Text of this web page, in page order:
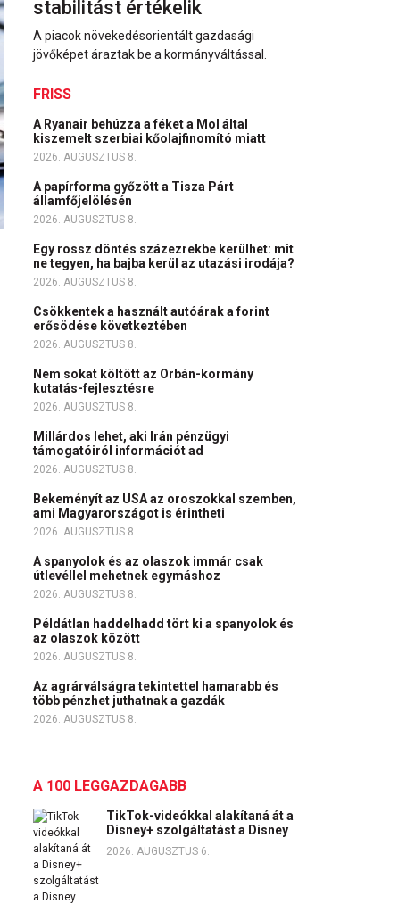
stabilitást értékelik
A piacok növekedésorientált gazdasági
jövőképet áraztak be a kormányváltással.
FRISS
A Ryanair behúzza a féket a Mol által
kiszemelt szerbiai kőolajfinomító miatt
2026. AUGUSZTUS 8.
A papírforma győzött a Tisza Párt
államfőjelölésén
2026. AUGUSZTUS 8.
Egy rossz döntés százezrekbe kerülhet: mit
ne tegyen, ha bajba kerül az utazási irodája?
2026. AUGUSZTUS 8.
Csökkentek a használt autóárak a forint
erősödése következtében
2026. AUGUSZTUS 8.
Nem sokat költött az Orbán-kormány
kutatás-fejlesztésre
2026. AUGUSZTUS 8.
Millárdos lehet, aki Irán pénzügyi
támogatóiról információt ad
2026. AUGUSZTUS 8.
Bekeményít az USA az oroszokkal szemben,
ami Magyarországot is érintheti
2026. AUGUSZTUS 8.
A spanyolok és az olaszok immár csak
útlevéllel mehetnek egymáshoz
2026. AUGUSZTUS 8.
Példátlan haddelhadd tört ki a spanyolok és
az olaszok között
2026. AUGUSZTUS 8.
Az agrárválságra tekintettel hamarabb és
több pénzhet juthatnak a gazdák
2026. AUGUSZTUS 8.
A 100 LEGGAZDAGABB
TikTok-videókkal alakítaná át a
Disney+ szolgáltatást a Disney
2026. AUGUSZTUS 6.